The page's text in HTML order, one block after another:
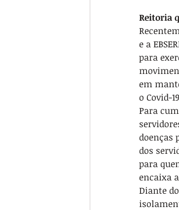
Reitoria
e a
para
em
o Covid-
Para
doenças
dos
para
encaixa
Diante